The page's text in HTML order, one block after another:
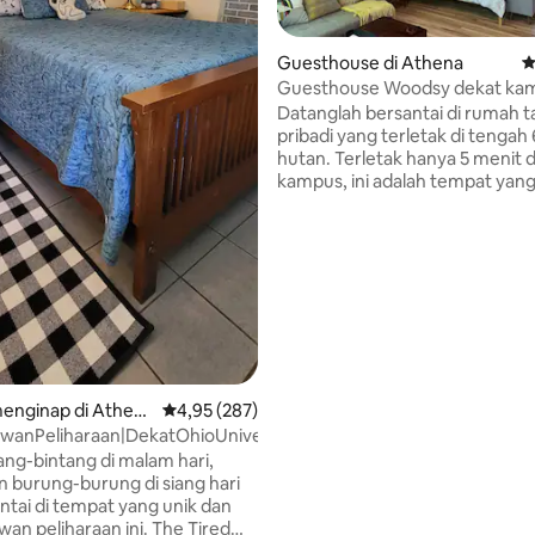
173 ulasan
di Athen
Nilai rata-rata 4,95 dari 5, 287 ulasan
4,95 (287)
bintang di malam hari,
burung-burung di siang hari
di tempat yang unik dan
peliharaan ini. The Tired
Guesthouse di Athena
Guesthouse Woodsy dekat
AWD/4WD Diperlukan
Datanglah bersantai di rumah
pribadi yang terletak di tengah
hutan. Terletak hanya 5 menit
kampus, ini adalah tempat yang